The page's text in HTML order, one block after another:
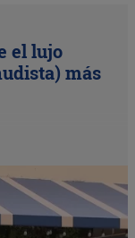
el lujo
más